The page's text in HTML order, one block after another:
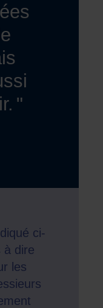
ci-
à dire
les